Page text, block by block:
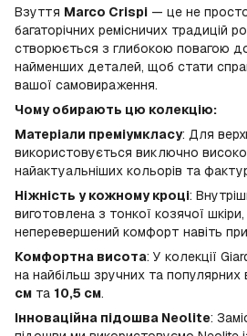
Взуття Marco Crispi — це не
багаторічних ремісничих традицій
створюється з глибокою повагою
найменших деталей, щоб стати
вашої самовираження.
Чому обирають цю колекцію:
Матеріали преміумкласу: Для
використовується виключно
найактуальніших кольорів та
Ніжність у кожному кроці:
виготовлена з тонкої козячої
неперевершений комфорт навіть
Комфортна висота: У колекції
на найбільш зручних та популярних
см та 10,5 см.
Інноваційна підошва Neolite: